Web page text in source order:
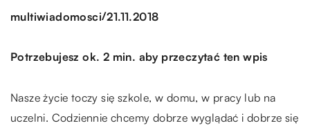
multiwiadomosci/21.11.2018
Potrzebujesz ok. 2 min. aby przeczytać ten wpis
Nasze życie toczy się szkole, w domu, w pracy lub na
uczelni. Codziennie chcemy dobrze wyglądać i dobrze się